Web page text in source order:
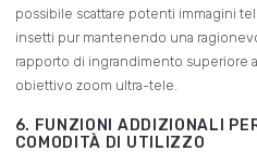
possibile scattare potenti immagini
insetti pur mantenendo una
rapporto di ingrandimento superiore
obiettivo zoom ultra-tele.
6. FUNZIONI ADDIZIONALI
COMODITÀ DI UTILIZZO